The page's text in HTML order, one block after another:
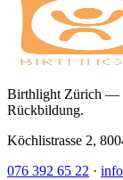
Birthlight Zürich —
Rückbildung.
Köchlistrasse 2,
076 392 65 22 ·